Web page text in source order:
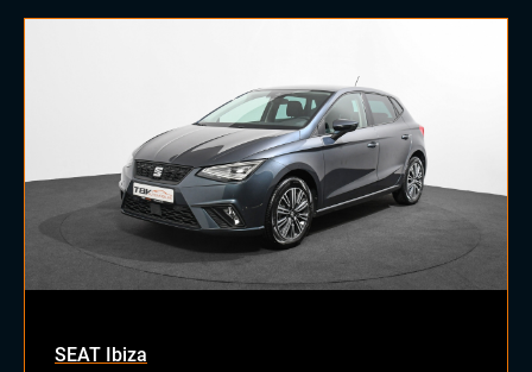
SEAT Ibiza